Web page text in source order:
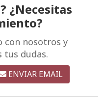
¿Necesitas
con nosotros y
tus dudas.
ENVIAR EMAIL